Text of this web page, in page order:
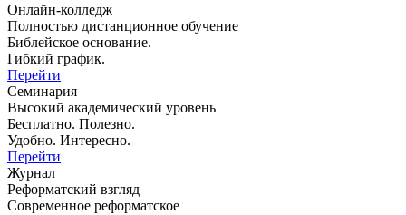
Онлайн-колледж
Полностью дистанционное обучение
Библейское основание.
Гибкий график.
Перейти
Семинария
Высокий академический уровень
Бесплатно. Полезно.
Удобно. Интересно.
Перейти
Журнал
Реформатский взгляд
Современное реформатское